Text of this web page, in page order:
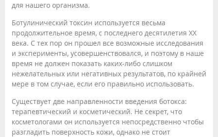
для нашего организма.
Ботулинический токсин используется весьма
продолжительное время, с последнего десятилетия ХХ
века. С тех пор он прошел все возможные исследования
и эксперименты, усовершенствовался, и поэтому в наше
время не должен показать каких-либо слишком
нежелательных или негативных результатов, по крайней
мере в том случае, если его правильно использовать.
Существует две направленности введения ботокса:
терапевтический и косметический. Не секрет, что
косметологами он используется непосредственно чтобы
разгладить поверхность кожи, однако не стоит